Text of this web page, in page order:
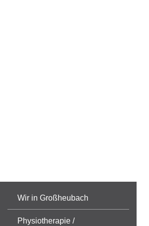
Wir in Großheubach
Physiotherapie /